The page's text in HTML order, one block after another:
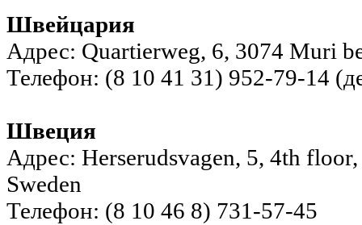
Швейцария
Адрес: Quartierweg, 6, 3074 Muri
Телефон: (8 10 41 31) 952-79-14
Швеция
Адрес: Herserudsvagen, 5, 4th
Sweden
Телефон: (8 10 46 8) 731-57-45